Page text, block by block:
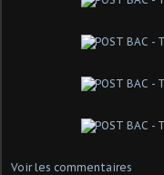
Voir les commentaires